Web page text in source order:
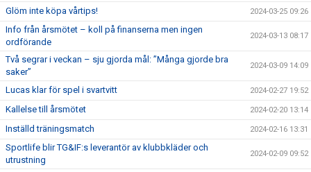
Glöm inte köpa vårtips! 2024-03-25 09:26
Info från årsmötet – koll på finanserna men ingen
ordförande
2024-03-13 08:17
Två segrar i veckan – sju gjorda mål: ”Många gjorde bra
saker”
2024-03-09 14:09
Lucas klar för spel i svartvitt 2024-02-27 19:52
Kallelse till årsmötet 2024-02-20 13:14
Inställd träningsmatch 2024-02-16 13:31
Sportlife blir TG&IF:s leverantör av klubbkläder och
utrustning
2024-02-09 09:52